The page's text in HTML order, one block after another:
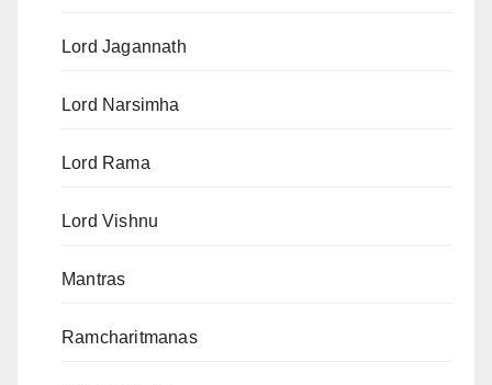
Lord Jagannath
Lord Narsimha
Lord Rama
Lord Vishnu
Mantras
Ramcharitmanas